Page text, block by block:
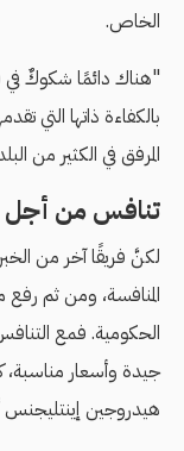
الخاص.
"هناك دائمًا شكوكٌ في
بالكفاءة ذاتها التي
المرفق في الكثير من
تنافس من أجل
لكنَّ فريقًا آخر من
المنافسة، ومن ثم
الحكومية. فمع
جيدة وأسعار
هيدروجين